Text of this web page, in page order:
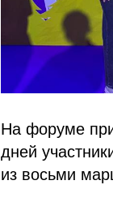
На форуме
дней
из восьми